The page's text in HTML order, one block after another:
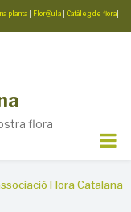
planta Flor@ula Catàleg de flora
flora
Flora Catalana